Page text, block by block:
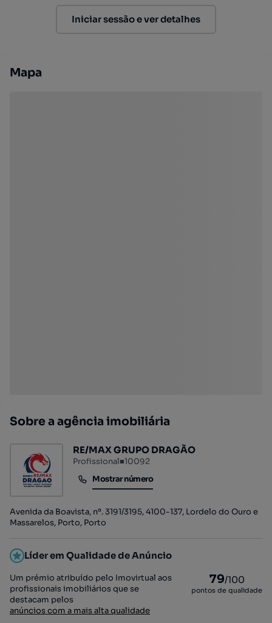
Iniciar sessão e ver detalhes
Mapa
Sobre a agência imobiliária
RE/MAX GRUPO DRAGÃO
Profissional■10092
Mostrar número
Mostrar número
Avenida da Boavista, nº. 3191/3195, 4100-137, Lordelo do Ouro e
Massarelos, Porto, Porto
Líder em Qualidade de Anúncio
Um prémio atribuído pelo Imovirtual aos
profissionais imobiliários que se
destacam pelos
anúncios com a mais alta qualidade
79/100
pontos de qualidade